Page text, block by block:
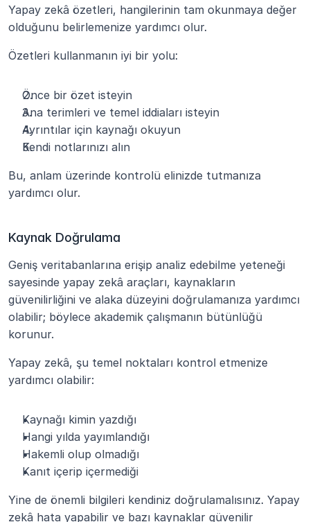
Yapay zekâ özetleri, hangilerinin tam okunmaya değer
olduğunu belirlemenize yardımcı olur.
Özetleri kullanmanın iyi bir yolu:
Önce bir özet isteyin
Ana terimleri ve temel iddiaları isteyin
Ayrıntılar için kaynağı okuyun
Kendi notlarınızı alın
Bu, anlam üzerinde kontrolü elinizde tutmanıza
yardımcı olur.
Kaynak Doğrulama
Geniş veritabanlarına erişip analiz edebilme yeteneği
sayesinde yapay zekâ araçları, kaynakların
güvenilirliğini ve alaka düzeyini doğrulamanıza yardımcı
olabilir; böylece akademik çalışmanın bütünlüğü
korunur.
Yapay zekâ, şu temel noktaları kontrol etmenize
yardımcı olabilir:
Kaynağı kimin yazdığı
Hangi yılda yayımlandığı
Hakemli olup olmadığı
Kanıt içerip içermediği
Yine de önemli bilgileri kendiniz doğrulamalısınız. Yapay
zekâ hata yapabilir ve bazı kaynaklar güvenilir